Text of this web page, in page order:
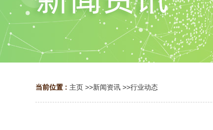
当前位置 : 主页 >>新闻资讯 >>行业动态